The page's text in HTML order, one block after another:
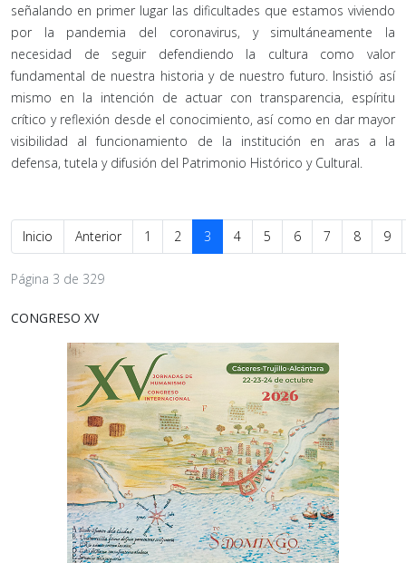
señalando en primer lugar las dificultades que estamos viviendo
por la pandemia del coronavirus, y simultáneamente la
necesidad de seguir defendiendo la cultura como valor
fundamental de nuestra historia y de nuestro futuro. Insistió así
mismo en la intención de actuar con transparencia, espíritu
crítico y reflexión desde el conocimiento, así como en dar mayor
visibilidad al funcionamiento de la institución en aras a la
defensa, tutela y difusión del Patrimonio Histórico y Cultural.
Inicio Anterior 1 2 3 4 5 6 7 8 9
Página 3 de 329
CONGRESO XV